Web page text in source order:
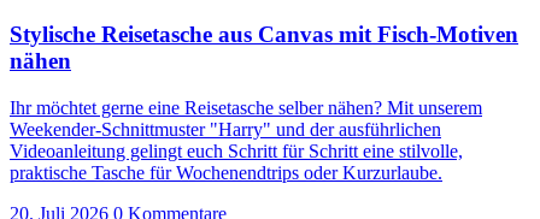
Stylische Reisetasche aus Canvas mit Fisch-Motiven
nähen
Ihr möchtet gerne eine Reisetasche selber nähen? Mit unserem
Weekender-Schnittmuster "Harry" und der ausführlichen
Videoanleitung gelingt euch Schritt für Schritt eine stilvolle,
praktische Tasche für Wochenendtrips oder Kurzurlaube.
20. Juli 2026 0 Kommentare